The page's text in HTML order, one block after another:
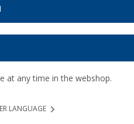
€
at any time in the webshop.
LANGUAGE